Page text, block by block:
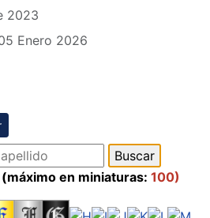
2023
Enero 2026
(máximo en miniaturas: 100)